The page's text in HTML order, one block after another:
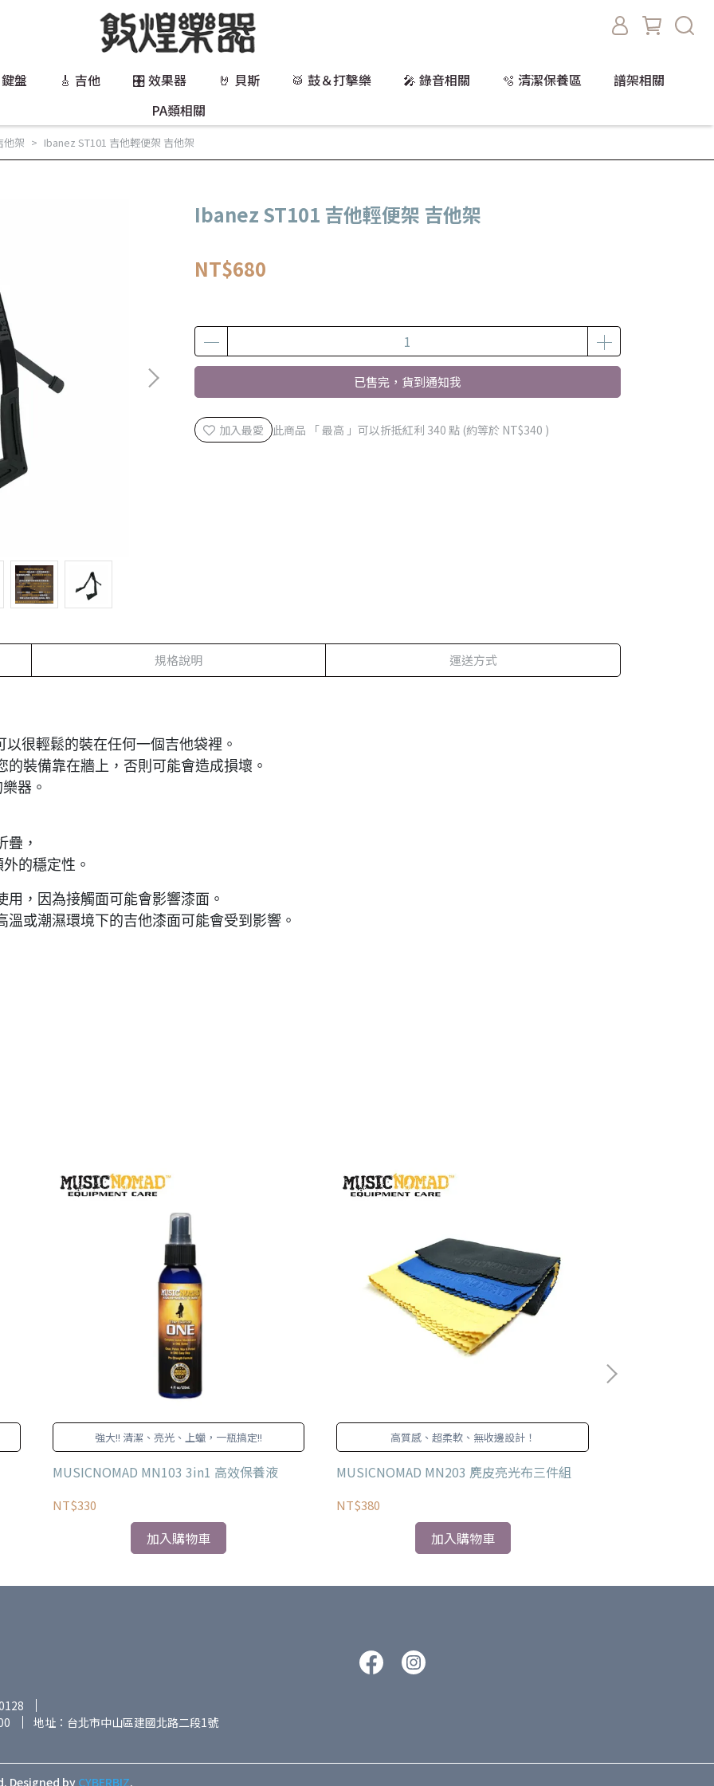
盤 🎸 吉他 🎛️ 效果器 🤘 貝斯 🥁 鼓＆打擊樂 🎤 錄音相關 🫧 清潔保養區
譜架相關
PA類相關
他架 Ibanez ST101 吉他輕便架 吉他架
Ibanez ST101 吉他輕便架 吉他架
NT$680
已售完，貨到通知我
加入最愛 此商品 「 最高 」可以折抵紅利 340 點 (約等於 NT$340 )
規格說明 運送方式
以很輕鬆的裝在任何一個吉他袋裡。
裝備靠在牆上，否則可能會造成損壞。
器。
疊，
的穩定性。
，因為接觸面可能會影響漆面。
或潮濕環境下的吉他漆面可能會受到影響。
強大!! 清潔、亮光、上蠟，一瓶搞定!!
MUSICNOMAD MN103 3in1 高效保養液
NT$330
加入購物車
高質感、超柔軟、無收邊設計！
MUSICNOMAD MN203 麂皮亮光布三件組
NT$380
加入購物車
地址：台北市中山區建國北路二段1號
Designed by CYBERBIZ.